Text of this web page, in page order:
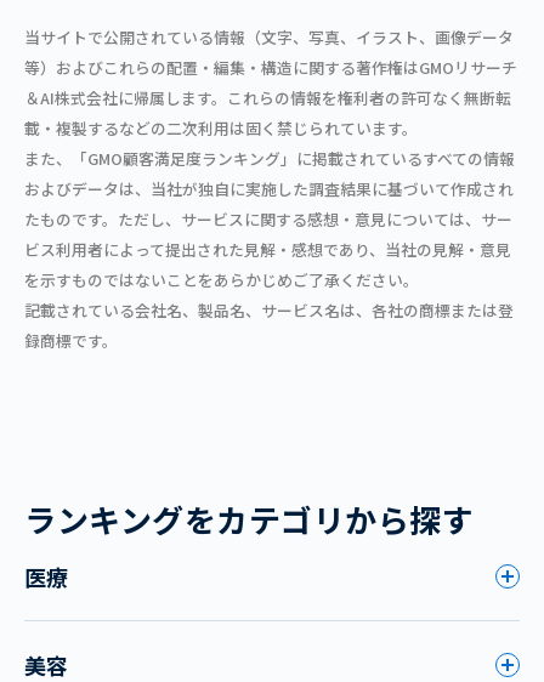
当サイトで公開されている情報（文字、写真、イラスト、画像データ
等）およびこれらの配置・編集・構造に関する著作権はGMOリサーチ
＆AI株式会社に帰属します。これらの情報を権利者の許可なく無断転
載・複製するなどの二次利用は固く禁じられています。
また、「GMO顧客満足度ランキング」に掲載されているすべての情報
およびデータは、当社が独自に実施した調査結果に基づいて作成され
たものです。ただし、サービスに関する感想・意見については、サー
ビス利用者によって提出された見解・感想であり、当社の見解・意見
を示すものではないことをあらかじめご了承ください。
記載されている会社名、製品名、サービス名は、各社の商標または登
録商標です。
ランキングをカテゴリから探す
医療
美容